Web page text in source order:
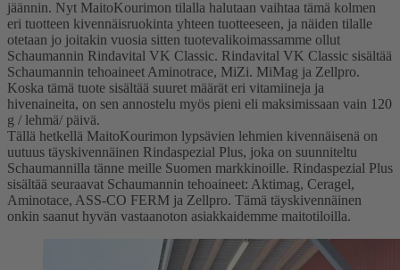
jäännin. Nyt MaitoKourimon tilalla halutaan vaihtaa tämä kolmen
eri tuotteen kivennäisruokinta yhteen tuotteeseen, ja näiden tilalle
otetaan jo joitakin vuosia sitten tuotevalikoimassamme ollut
Schaumannin Rindavital VK Classic. Rindavital VK Classic sisältää
Schaumannin tehoaineet Aminotrace, MiZi. MiMag ja Zellpro.
Koska tämä tuote sisältää suuret määrät eri vitamiineja ja
hivenaineita, on sen annostelu myös pieni eli maksimissaan vain 120
g / lehmä/ päivä.
Tällä hetkellä MaitoKourimon lypsävien lehmien kivennäisenä on
uutuus täyskivennäinen Rindaspezial Plus, joka on suunniteltu
Schaumannilla tänne meille Suomen markkinoille. Rindaspezial Plus
sisältää seuraavat Schaumannin tehoaineet: Aktimag, Ceragel,
Aminotace, ASS-CO FERM ja Zellpro. Tämä täyskivennäinen
onkin saanut hyvän vastaanoton asiakkaidemme maitotiloilla.